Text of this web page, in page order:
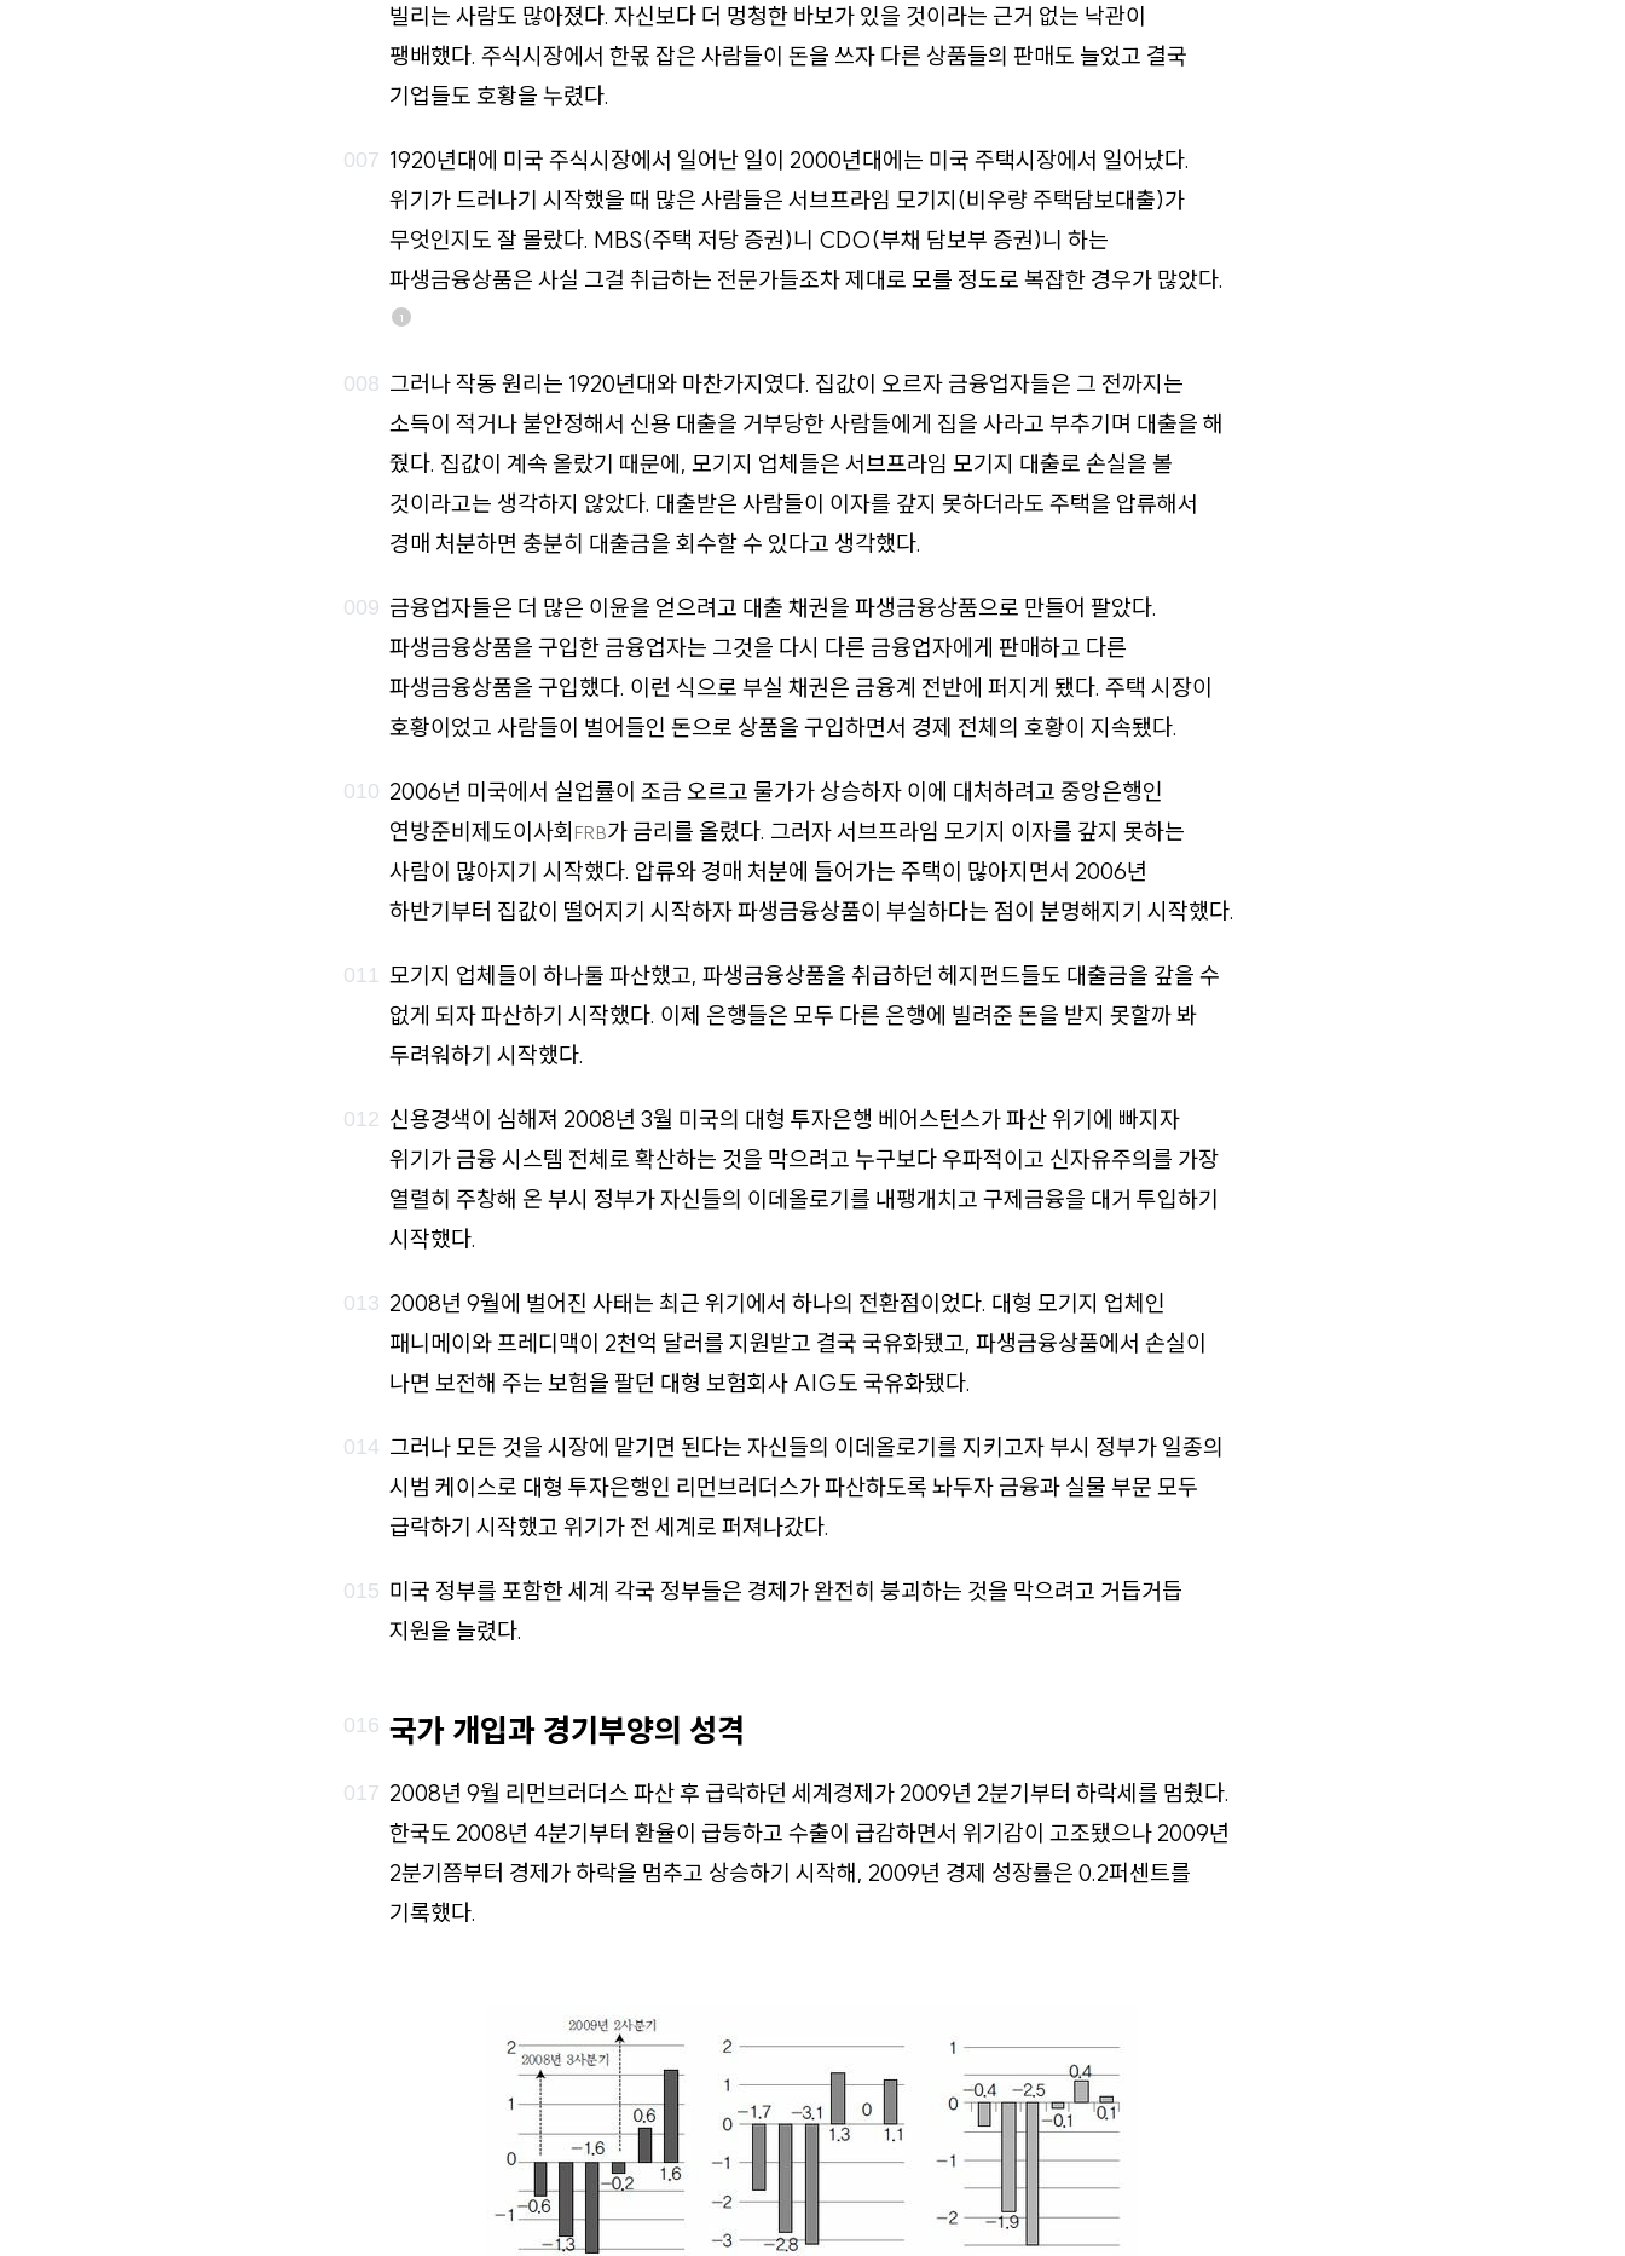
빌리는 사람도 많아졌다. 자신보다 더 멍청한 바보가 있을 것이라는 근거 없는 낙관이
팽배했다. 주식시장에서 한몫 잡은 사람들이 돈을 쓰자 다른 상품들의 판매도 늘었고 결국
기업들도 호황을 누렸다.
1920년대에 미국 주식시장에서 일어난 일이 2000년대에는 미국 주택시장에서 일어났다.
위기가 드러나기 시작했을 때 많은 사람들은 서브프라임 모기지(비우량 주택담보대출)가
무엇인지도 잘 몰랐다. MBS(주택 저당 증권)니 CDO(부채 담보부 증권)니 하는
파생금융상품은 사실 그걸 취급하는 전문가들조차 제대로 모를 정도로 복잡한 경우가 많았다.
1
그러나 작동 원리는 1920년대와 마찬가지였다. 집값이 오르자 금융업자들은 그 전까지는
소득이 적거나 불안정해서 신용 대출을 거부당한 사람들에게 집을 사라고 부추기며 대출을 해
줬다. 집값이 계속 올랐기 때문에, 모기지 업체들은 서브프라임 모기지 대출로 손실을 볼
것이라고는 생각하지 않았다. 대출받은 사람들이 이자를 갚지 못하더라도 주택을 압류해서
경매 처분하면 충분히 대출금을 회수할 수 있다고 생각했다.
금융업자들은 더 많은 이윤을 얻으려고 대출 채권을 파생금융상품으로 만들어 팔았다.
파생금융상품을 구입한 금융업자는 그것을 다시 다른 금융업자에게 판매하고 다른
파생금융상품을 구입했다. 이런 식으로 부실 채권은 금융계 전반에 퍼지게 됐다. 주택 시장이
호황이었고 사람들이 벌어들인 돈으로 상품을 구입하면서 경제 전체의 호황이 지속됐다.
2006년 미국에서 실업률이 조금 오르고 물가가 상승하자 이에 대처하려고 중앙은행인
연방준비제도이사회 FRB가 금리를 올렸다. 그러자 서브프라임 모기지 이자를 갚지 못하는
사람이 많아지기 시작했다. 압류와 경매 처분에 들어가는 주택이 많아지면서 2006년
하반기부터 집값이 떨어지기 시작하자 파생금융상품이 부실하다는 점이 분명해지기 시작했다.
모기지 업체들이 하나둘 파산했고, 파생금융상품을 취급하던 헤지펀드들도 대출금을 갚을 수
없게 되자 파산하기 시작했다. 이제 은행들은 모두 다른 은행에 빌려준 돈을 받지 못할까 봐
두려워하기 시작했다.
신용경색이 심해져 2008년 3월 미국의 대형 투자은행 베어스턴스가 파산 위기에 빠지자
위기가 금융 시스템 전체로 확산하는 것을 막으려고 누구보다 우파적이고 신자유주의를 가장
열렬히 주창해 온 부시 정부가 자신들의 이데올로기를 내팽개치고 구제금융을 대거 투입하기
시작했다.
2008년 9월에 벌어진 사태는 최근 위기에서 하나의 전환점이었다. 대형 모기지 업체인
패니메이와 프레디맥이 2천억 달러를 지원받고 결국 국유화됐고, 파생금융상품에서 손실이
나면 보전해 주는 보험을 팔던 대형 보험회사 AIG도 국유화됐다.
그러나 모든 것을 시장에 맡기면 된다는 자신들의 이데올로기를 지키고자 부시 정부가 일종의
시범 케이스로 대형 투자은행인 리먼브러더스가 파산하도록 놔두자 금융과 실물 부문 모두
급락하기 시작했고 위기가 전 세계로 퍼져나갔다.
미국 정부를 포함한 세계 각국 정부들은 경제가 완전히 붕괴하는 것을 막으려고 거듭거듭
지원을 늘렸다.
국가 개입과 경기부양의 성격
2008년 9월 리먼브러더스 파산 후 급락하던 세계경제가 2009년 2분기부터 하락세를 멈췄다.
한국도 2008년 4분기부터 환율이 급등하고 수출이 급감하면서 위기감이 고조됐으나 2009년
2분기쯤부터 경제가 하락을 멈추고 상승하기 시작해, 2009년 경제 성장률은 0.2퍼센트를
기록했다.